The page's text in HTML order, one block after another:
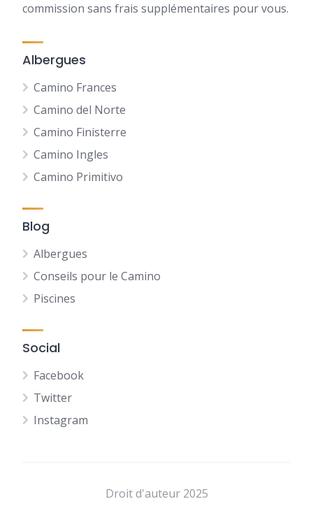
commission sans frais supplémentaires pour vous.
Albergues
Camino Frances
Camino del Norte
Camino Finisterre
Camino Ingles
Camino Primitivo
Blog
Albergues
Conseils pour le Camino
Piscines
Social
Facebook
Twitter
Instagram
Droit d'auteur 2025